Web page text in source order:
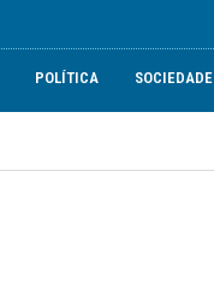
POLÍTICA SOCIEDADE